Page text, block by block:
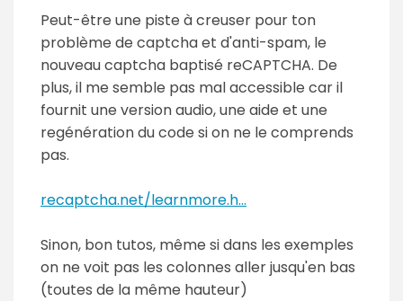
Peut-être une piste à creuser pour ton
problème de captcha et d'anti-spam, le
nouveau captcha baptisé reCAPTCHA. De
plus, il me semble pas mal accessible car il
fournit une version audio, une aide et une
regénération du code si on ne le comprends
pas.
recaptcha.net/learnmore.h...
Sinon, bon tutos, même si dans les exemples
on ne voit pas les colonnes aller jusqu'en bas
(toutes de la même hauteur)